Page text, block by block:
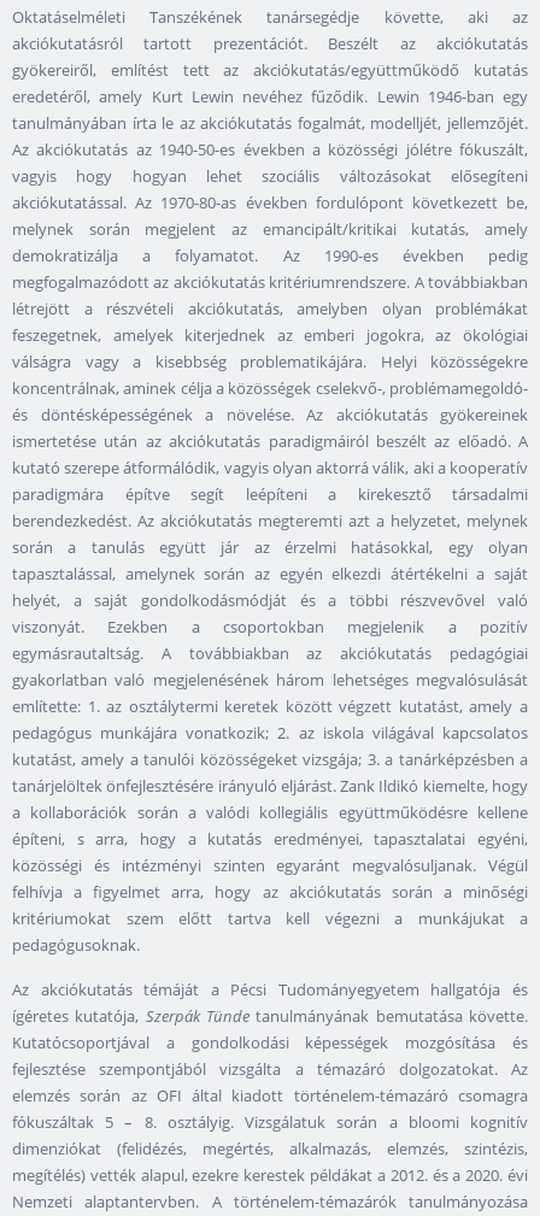
Oktatáselméleti Tanszékének tanársegédje követte, aki az
akciókutatásról tartott prezentációt. Beszélt az akciókutatás
gyökereiről, említést tett az akciókutatás/együttműködő kutatás
eredetéről, amely Kurt Lewin nevéhez fűződik. Lewin 1946-ban egy
tanulmányában írta le az akciókutatás fogalmát, modelljét, jellemzőjét.
Az akciókutatás az 1940-50-es években a közösségi jólétre fókuszált,
vagyis hogy hogyan lehet szociális változásokat elősegíteni
akciókutatással. Az 1970-80-as években fordulópont következett be,
melynek során megjelent az emancipált/kritikai kutatás, amely
demokratizálja a folyamatot. Az 1990-es években pedig
megfogalmazódott az akciókutatás kritériumrendszere. A továbbiakban
létrejött a részvételi akciókutatás, amelyben olyan problémákat
feszegetnek, amelyek kiterjednek az emberi jogokra, az ökológiai
válságra vagy a kisebbség problematikájára. Helyi közösségekre
koncentrálnak, aminek célja a közösségek cselekvő-, problémamegoldó-
és döntésképességének a növelése. Az akciókutatás gyökereinek
ismertetése után az akciókutatás paradigmáiról beszélt az előadó. A
kutató szerepe átformálódik, vagyis olyan aktorrá válik, aki a kooperatív
paradigmára építve segít leépíteni a kirekesztő társadalmi
berendezkedést. Az akciókutatás megteremti azt a helyzetet, melynek
során a tanulás együtt jár az érzelmi hatásokkal, egy olyan
tapasztalással, amelynek során az egyén elkezdi átértékelni a saját
helyét, a saját gondolkodásmódját és a többi részvevővel való
viszonyát. Ezekben a csoportokban megjelenik a pozitív
egymásrautaltság. A továbbiakban az akciókutatás pedagógiai
gyakorlatban való megjelenésének három lehetséges megvalósulását
említette: 1. az osztálytermi keretek között végzett kutatást, amely a
pedagógus munkájára vonatkozik; 2. az iskola világával kapcsolatos
kutatást, amely a tanulói közösségeket vizsgája; 3. a tanárképzésben a
tanárjelöltek önfejlesztésére irányuló eljárást. Zank Ildikó kiemelte, hogy
a kollaborációk során a valódi kollegiális együttműködésre kellene
építeni, s arra, hogy a kutatás eredményei, tapasztalatai egyéni,
közösségi és intézményi szinten egyaránt megvalósuljanak. Végül
felhívja a figyelmet arra, hogy az akciókutatás során a minőségi
kritériumokat szem előtt tartva kell végezni a munkájukat a
pedagógusoknak.
Az akciókutatás témáját a Pécsi Tudományegyetem hallgatója és
ígéretes kutatója, Szerpák Tünde tanulmányának bemutatása követte.
Kutatócsoportjával a gondolkodási képességek mozgósítása és
fejlesztése szempontjából vizsgálta a témazáró dolgozatokat. Az
elemzés során az OFI által kiadott történelem-témazáró csomagra
fókuszáltak 5 – 8. osztályig. Vizsgálatuk során a bloomi kognitív
dimenziókat (felidézés, megértés, alkalmazás, elemzés, szintézis,
megítélés) vették alapul, ezekre kerestek példákat a 2012. és a 2020. évi
Nemzeti alaptantervben. A történelem-témazárók tanulmányozása